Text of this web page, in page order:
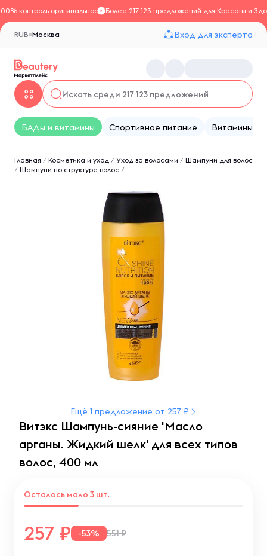
контроль оригинальностиБолее 217 123 предложений для Красоты и
Москва
RUB Вход для эксперта
БАДы и витамины Спортивное питание Витамины
Главная / Косметика и уход / Уход за волосами / Шампуни для волос
/ Шампуни по структуре волос /
Ещё 1 предложение от 257 ₽
Витэкс Шампунь-сияние 'Масло
арганы. Жидкий шелк' для всех типов
волос, 400 мл
257 -53% 551 ₽
Осталось мало 3 шт.